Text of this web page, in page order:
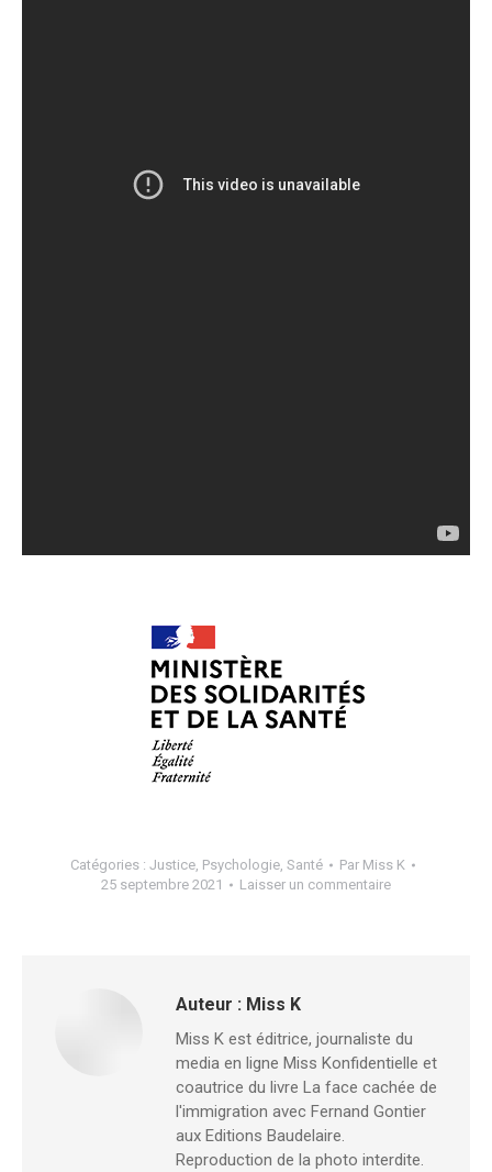
Catégories : Justice, Psychologie, Santé Par Miss K
25 septembre 2021
Laisser un commentaire
Auteur : Miss K
Miss K est éditrice, journaliste du
media en ligne Miss Konfidentielle et
coautrice du livre La face cachée de
l'immigration avec Fernand Gontier
aux Editions Baudelaire.
Reproduction de la photo interdite.